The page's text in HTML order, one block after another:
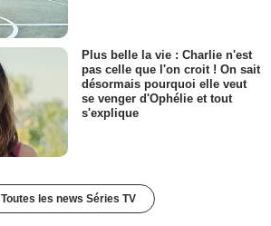
Plus belle la vie : Charlie n'est
pas celle que l'on croit ! On sait
désormais pourquoi elle veut
se venger d'Ophélie et tout
s'explique
Toutes les news Séries TV